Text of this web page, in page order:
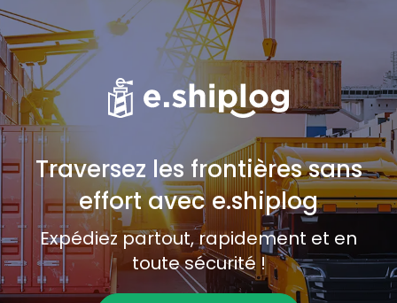
Traversez les frontières sans
effort avec e.shiplog
Expédiez partout, rapidement et en
toute sécurité !